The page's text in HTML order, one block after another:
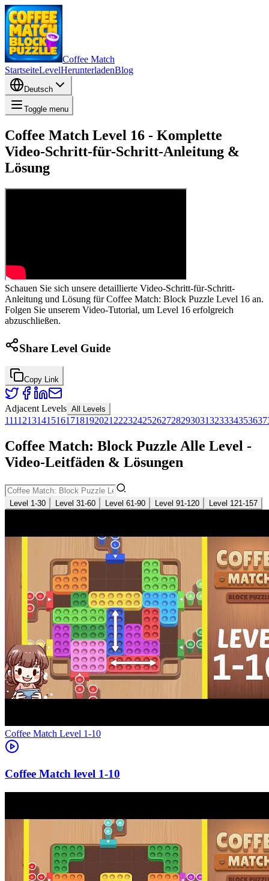
Coffee Match
StartseiteLevelHerunterladenBlog
Deutsch
Toggle menu
Coffee Match Level 16 - Komplette
Video-Schritt-für-Schritt-Anleitung &
Lösung
Schauen Sie sich unsere detaillierte Video-Schritt-für-Schritt-
Anleitung und Lösung für Coffee Match: Block Puzzle Level 16 an.
Folgen Sie unserem Video-Tutorial, um Level 16 erfolgreich
abzuschließen.
Share Level Guide
Copy Link
Adjacent Levels All Levels
11112131415161718192021 22232425262728293031323334353637
Coffee Match: Block Puzzle Alle Level -
Video-Leitfäden & Lösungen
Level 1-30 Level 31-60 Level 61-90 Level 91-120 Level 121-157
Level 1-10
1-10